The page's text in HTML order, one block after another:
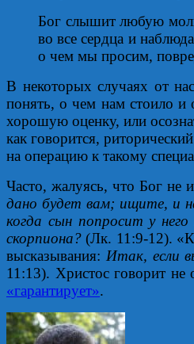
Бог слышит любую
во все сердца и
о чем мы просим,
В некоторых случаях от
понять, о чем нам стоило и
хорошую оценку, или
как говорится,
на операцию к такому
Часто, жалуясь, что Бог не
дано будет вам; ищите, и
когда сын попросит у
скорпиона? (Лк. 11:9-12).
высказывания: Итак, если
11:13). Христос говорит не
«гарантирует».